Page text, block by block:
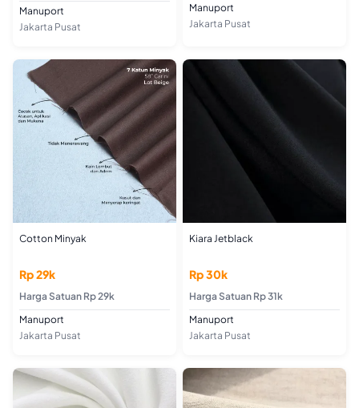
Manuport
Jakarta Pusat
Manuport
Jakarta Pusat
Cotton Minyak
Rp 29k
Harga Satuan Rp 29k
Manuport
Jakarta Pusat
Kiara Jetblack
Rp 30k
Harga Satuan Rp 31k
Manuport
Jakarta Pusat